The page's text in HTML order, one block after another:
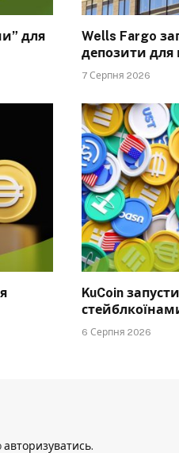
для
Wells Fargo
депозити для
7 Серпня 2026
KuCoin
6 Серпня 2026
авторизуватись.